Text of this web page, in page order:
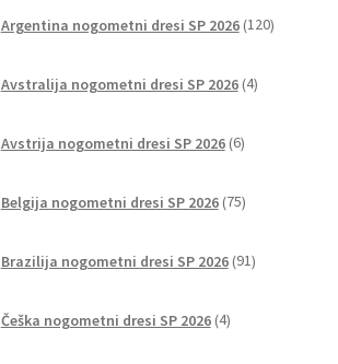
Argentina nogometni dresi SP 2026 120izdelkov
Avstralija nogometni dresi SP 2026 4izdelki
Avstrija nogometni dresi SP 2026 6izdelkov
Belgija nogometni dresi SP 2026 75izdelkov
Brazilija nogometni dresi SP 2026 91izdelkov
Češka nogometni dresi SP 2026 4izdelki